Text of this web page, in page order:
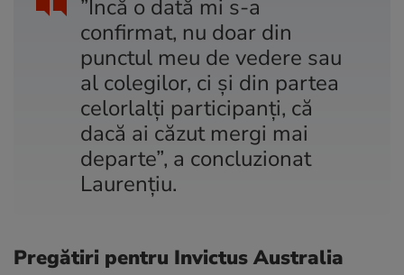
”Încă o dată mi s-a
confirmat, nu doar din
punctul meu de vedere sau
al colegilor, ci și din partea
celorlalți participanți, că
dacă ai căzut mergi mai
departe”, a concluzionat
Laurențiu.
Pregătiri pentru Invictus Australia